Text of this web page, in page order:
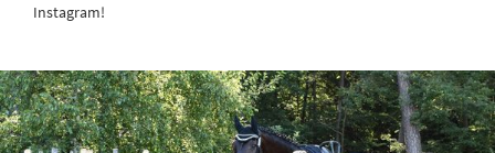
Instagram!